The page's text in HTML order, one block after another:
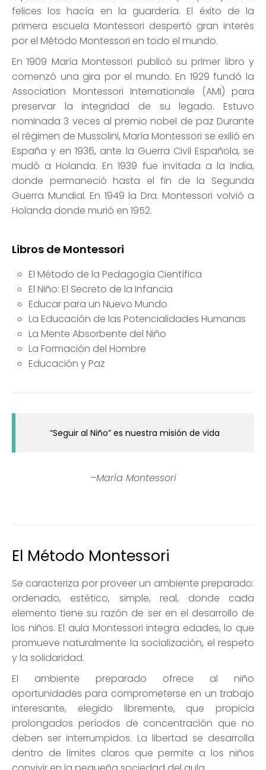
felices los hacía en la guardería. El éxito de la
primera escuela Montessori despertó gran interés
por el Método Montessori en todo el mundo.
En 1909 María Montessori publicó su primer libro y
comenzó una gira por el mundo. En 1929 fundó la
Association Montessori Internationale (AMI) para
preservar la integridad de su legado. Estuvo
nominada 3 veces al premio nobel de paz Durante
el régimen de Mussolini, María Montessori se exilió en
España y en 1936, ante la Guerra Civil Española, se
mudó a Holanda. En 1939 fue invitada a la India,
donde permaneció hasta el fin de la Segunda
Guerra Mundial. En 1949 la Dra. Montessori volvió a
Holanda donde murió en 1952.
Libros de Montessori
El Método de la Pedagogía Científica
El Niño: El Secreto de la Infancia
Educar para un Nuevo Mundo
La Educación de las Potencialidades Humanas
La Mente Absorbente del Niño
La Formación del Hombre
Educación y Paz
“Seguir al Niño” es nuestra misión de vida
–María Montessori
El Método Montessori
Se caracteriza por proveer un ambiente preparado:
ordenado, estético, simple, real, donde cada
elemento tiene su razón de ser en el desarrollo de
los niños. El aula Montessori integra edades, lo que
promueve naturalmente la socialización, el respeto
y la solidaridad.
El ambiente preparado ofrece al niño
oportunidades para comprometerse en un trabajo
interesante, elegido libremente, que propicia
prolongados períodos de concentración que no
deben ser interrumpidos. La libertad se desarrolla
dentro de límites claros que permite a los niños